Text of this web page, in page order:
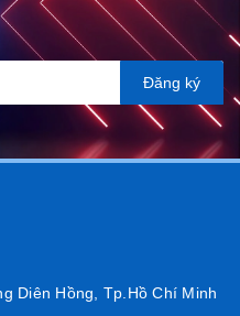
nổi bật
tuyền sang trọng, tạo nên
kết hợp với mọi trang phục.
được thêu tỉ mỉ ở mặt trước,
với thương hiệu New Era
Đăng ký
Diên Hồng, Tp.Hồ Chí Minh